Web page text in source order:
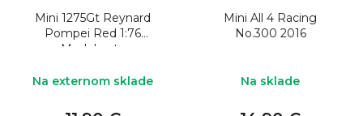
Mini 1275Gt Reynard
Pompei Red 1:76
Model auta
Na externom sklade
Mini All 4 Racing
No.300 2016
Na sklade